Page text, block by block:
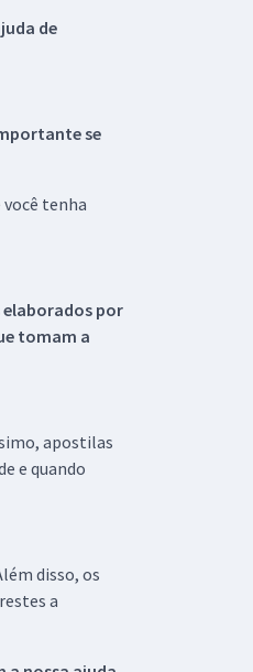
de
se
tenha
elaborados por
tomam a
apostilas
e quando
disso, os
a